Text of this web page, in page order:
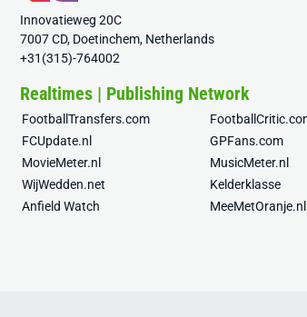
Innovatieweg 20C
7007 CD, Doetinchem, Netherlands
+31(315)-764002
Realtimes | Publishing Network
FootballTransfers.com
FCUpdate.nl
GPFans.com
MovieMeter.nl
MusicMeter.nl
WijWedden.net
Kelderklasse
Anfield Watch
MeeMetOranje.nl